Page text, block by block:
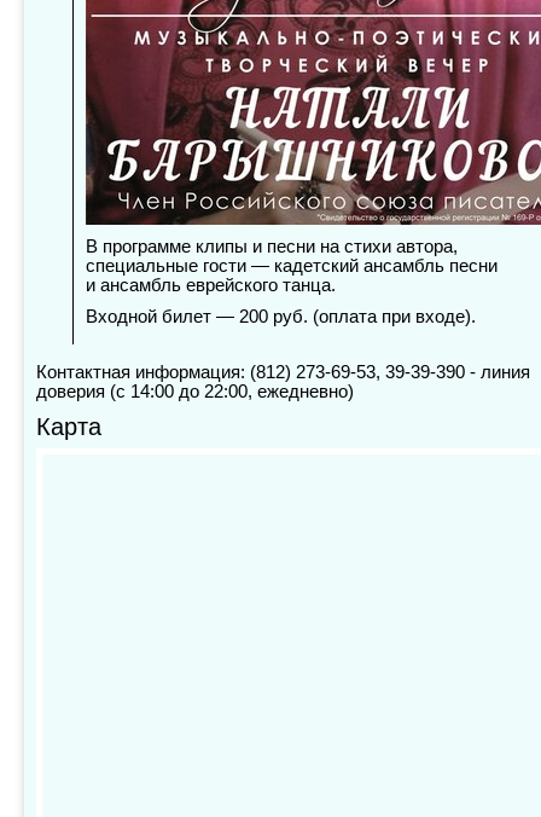
В программе клипы и песни на стихи автора,
специальные гости — кадетский ансамбль песни
и ансамбль еврейского танца.
Входной билет — 200 руб. (оплата при входе).
Контактная информация: (812) 273-69-53, 39-39-390 - линия
доверия (с 14:00 до 22:00, ежедневно)
Карта